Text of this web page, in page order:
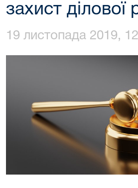
захист ділової
19 листопада 2019,